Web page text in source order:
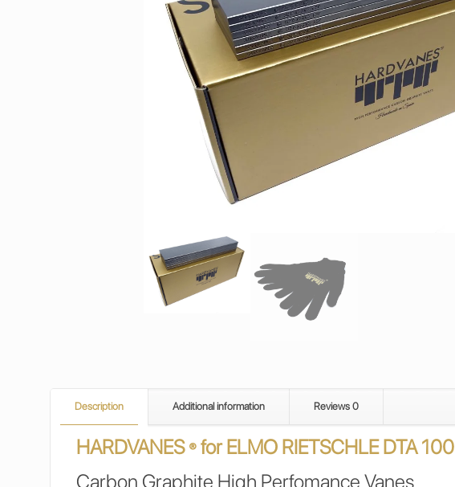
Description Additional information Reviews 0
HARDVANES ®for ELMO RIETSCHLE DTA 100
Carbon Graphite High Perfomance Vanes